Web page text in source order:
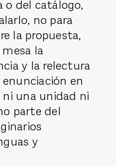
del catálogo,
no para
la propuesta,
la
y la relectura
en
una unidad ni
parte del
y